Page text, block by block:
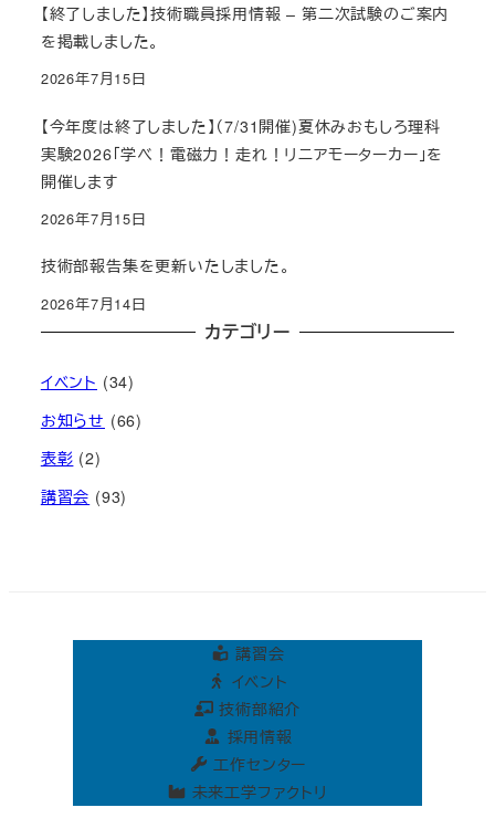
【終了しました】技術職員採用情報 – 第二次試験のご案内
を掲載しました。
2026年7月15日
【今年度は終了しました】（7/31開催)夏休みおもしろ理科
実験2026「学べ！電磁力！走れ！リニアモーターカー」を
開催します
2026年7月15日
技術部報告集を更新いたしました。
2026年7月14日
カテゴリー
イベント (34)
お知らせ (66)
表彰 (2)
講習会 (93)
講習会
イベント
技術部紹介
採用情報
工作センター
未来工学ファクトリ